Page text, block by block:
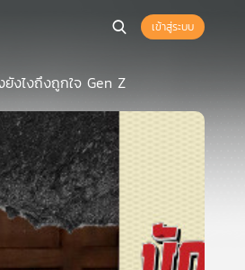
เข้าสู่ระบบ
งไงถึงถูกใจ Gen Z